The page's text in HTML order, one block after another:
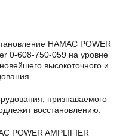
HAMAC POWER
0-608-750-059 на уровне
высокоточного и
признаваемого
восстановлению.
POWER AMPLIFIER